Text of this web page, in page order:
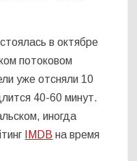
в октябре
потоковом
уже отсняли 10
40-60 минут.
иногда
IMDB на время